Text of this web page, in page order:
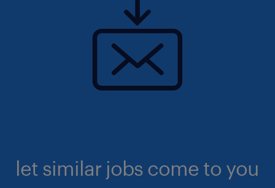
let similar jobs come to you